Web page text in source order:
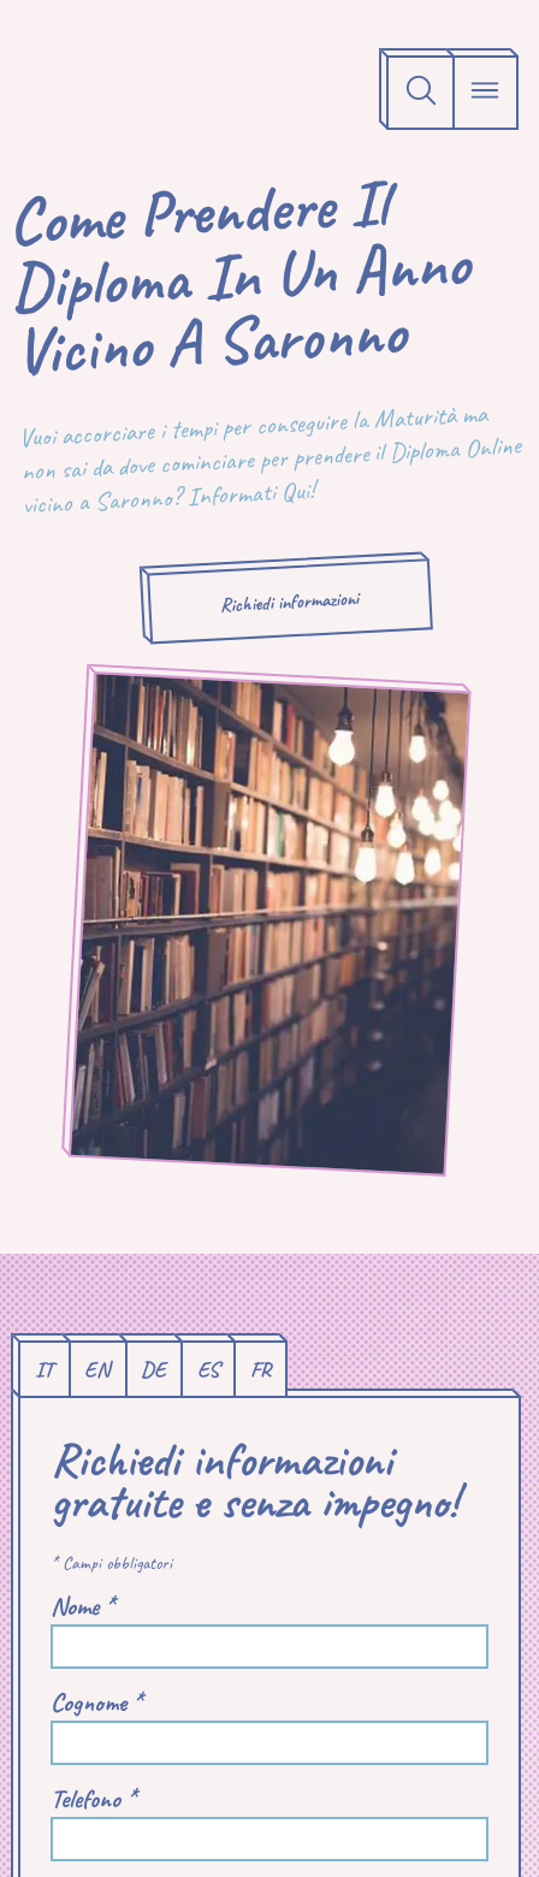
Come Prendere Il
Diploma In Un Anno
Vicino A Saronno
Vuoi accorciare i tempi per conseguire la Maturità ma
non sai da dove cominciare per prendere il Diploma Online
vicino a Saronno? Informati Qui!
Richiedi informazioni
IT EN DE ES FR
Richiedi informazioni
gratuite e senza impegno!
* Campi obbligatori
Nome *
Cognome *
Telefono *